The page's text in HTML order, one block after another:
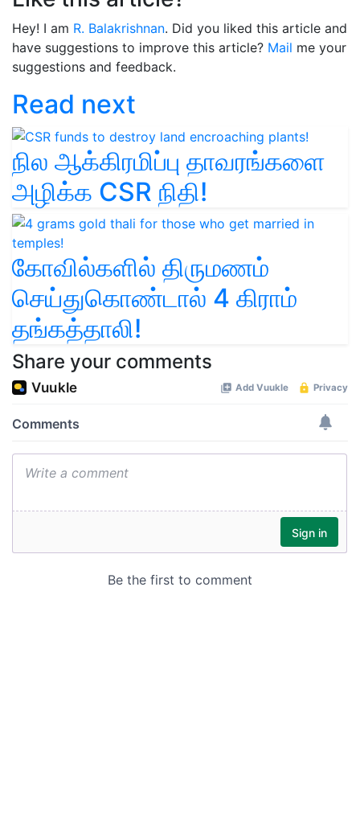
Hey! I am R. Balakrishnan. Did you liked this article and
have suggestions to improve this article? Mail me your
suggestions and feedback.
Read next
நில ஆக்கிரமிப்பு தாவரங்களை
அழிக்க CSR நிதி!
கோவில்களில் திருமணம்
செய்துகொண்டால் 4 கிராம்
தங்கத்தாலி!
Share your comments